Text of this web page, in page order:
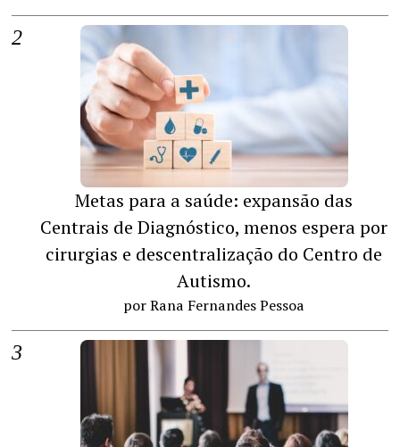
Metas para a saúde: expansão das
Centrais de Diagnóstico, menos espera por
cirurgias e descentralização do Centro de
Autismo.
por Rana Fernandes Pessoa